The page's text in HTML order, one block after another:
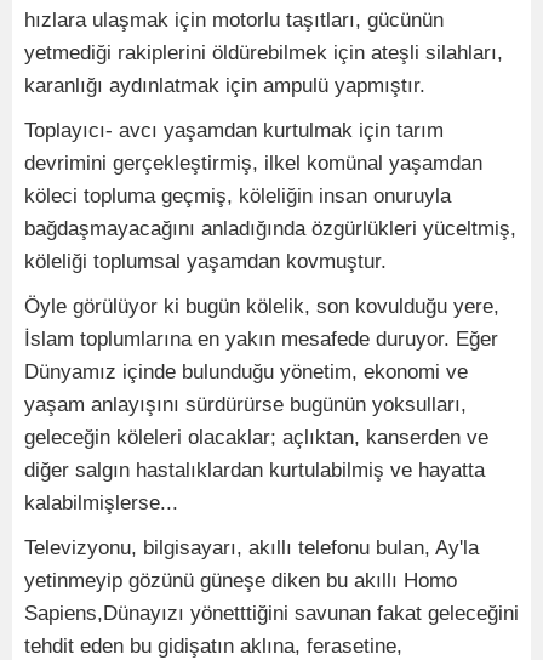
hızlara ulaşmak için motorlu taşıtları, gücünün
yetmediği rakiplerini öldürebilmek için ateşli silahları,
karanlığı aydınlatmak için ampulü yapmıştır.
Toplayıcı- avcı yaşamdan kurtulmak için tarım
devrimini gerçekleştirmiş, ilkel komünal yaşamdan
köleci topluma geçmiş, köleliğin insan onuruyla
bağdaşmayacağını anladığında özgürlükleri yüceltmiş,
köleliği toplumsal yaşamdan kovmuştur.
Öyle görülüyor ki bugün kölelik, son kovulduğu yere,
İslam toplumlarına en yakın mesafede duruyor. Eğer
Dünyamız içinde bulunduğu yönetim, ekonomi ve
yaşam anlayışını sürdürürse bugünün yoksulları,
geleceğin köleleri olacaklar; açlıktan, kanserden ve
diğer salgın hastalıklardan kurtulabilmiş ve hayatta
kalabilmişlerse...
Televizyonu, bilgisayarı, akıllı telefonu bulan, Ay'la
yetinmeyip gözünü güneşe diken bu akıllı Homo
Sapiens,Dünayızı yönetttiğini savunan fakat geleceğini
tehdit eden bu gidişatın aklına, ferasetine,